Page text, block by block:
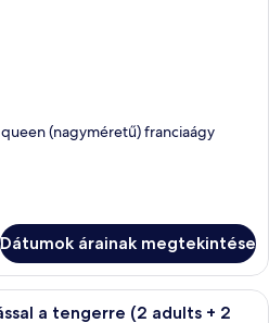
queen (nagyméretű) franciaágy
Dátumok árainak megtekintése
Egy szállodai szoba, amelyben
a tengerre (2 adults + 2